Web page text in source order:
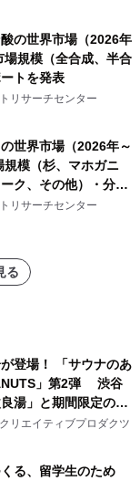
トを発表
の世界市場（2026年
場規模（全合成、半合
トを発表
リサーチセンター
世界市場（2026年～
模（杉、マホガニ
ク、その他）・分析
リサーチセンター
る
登場！ 「サウナのあ
」第2弾 渋谷
湯」と期間限定のコ
サウナイキタイコラ
定！
リエイティブプロダクツ
る、留学生のため